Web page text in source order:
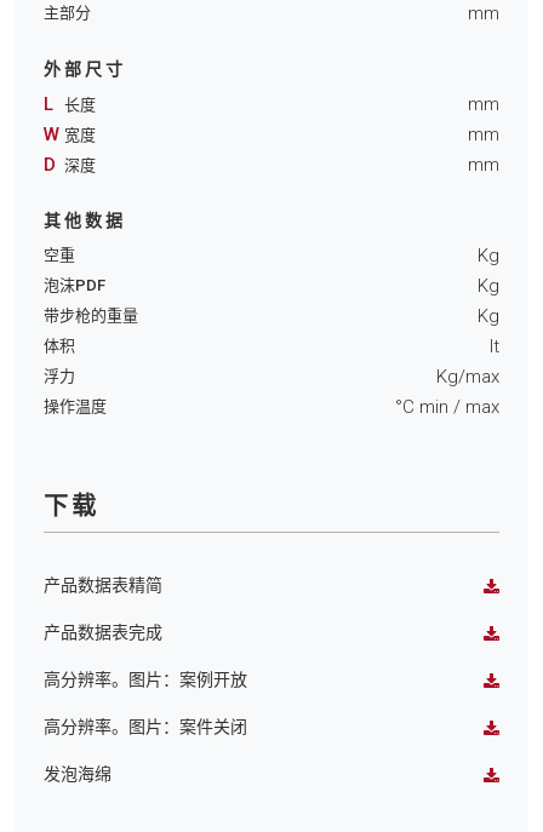
主部分 mm
外部尺寸
L 长度
mm
W 宽度
mm
D 深度 mm
其他数据
空重 Kg
泡沫PDF Kg
带步枪的重量 Kg
体积 lt
浮力 Kg/max
操作温度 °C min / max
下载
产品数据表精简
产品数据表完成
高分辨率。图片：案例开放
高分辨率。图片：案件关闭
发泡海绵